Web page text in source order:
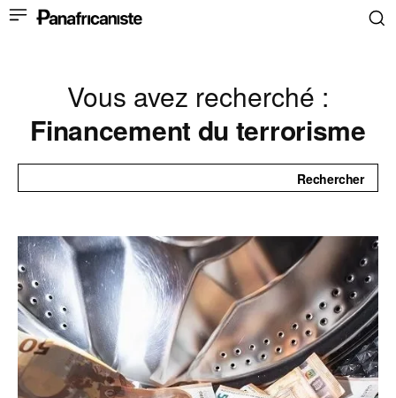
Vous avez recherché :
Financement du terrorisme
Rechercher